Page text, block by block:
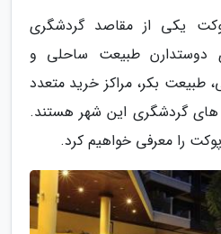
یکی از مقاصد گردشگری
طبیعت ساحلی و
بکر، مراکز خرید متعدد
های گردشگری این شهر هستند.
را معرفی خواهیم کرد.